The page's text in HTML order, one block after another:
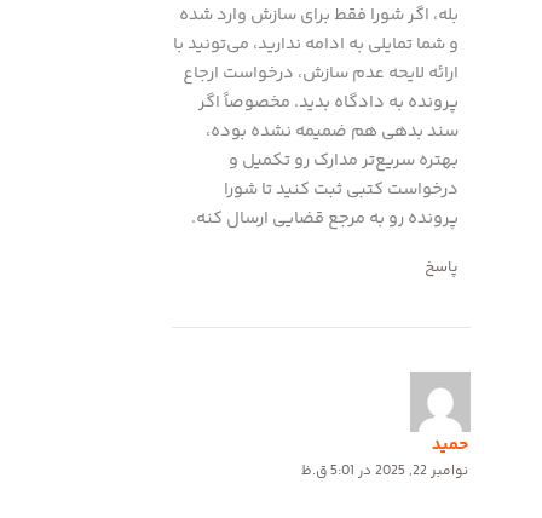
بله، اگر شورا فقط برای سازش وارد شده
و شما تمایلی به ادامه ندارید، می‌تونید با
ارائه لایحه عدم سازش، درخواست ارجاع
پرونده به دادگاه بدید. مخصوصاً اگر
سند بدهی هم ضمیمه نشده بوده،
بهتره سریع‌تر مدارک رو تکمیل و
درخواست کتبی ثبت کنید تا شورا
پرونده رو به مرجع قضایی ارسال کنه.
پاسخ
حمید
نوامبر 22, 2025 در 5:01 ق.ظ